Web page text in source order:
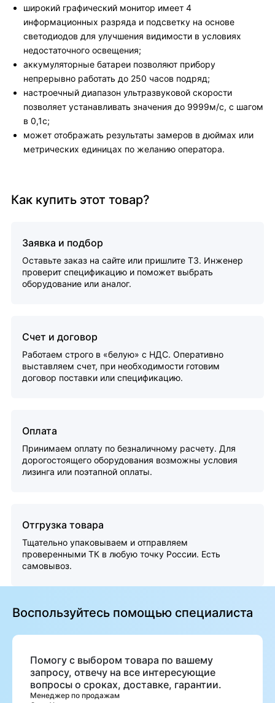
широкий графический монитор имеет 4
информационных разряда и подсветку на основе
светодиодов для улучшения видимости в условиях
недостаточного освещения;
аккумуляторные батареи позволяют прибору
непрерывно работать до 250 часов подряд;
настроечный диапазон ультразвуковой скорости
позволяет устанавливать значения до 9999м/с, с шагом
в 0,1с;
может отображать результаты замеров в дюймах или
метрических единицах по желанию оператора.
Как купить этот товар?
Заявка и подбор
Оставьте заказ на сайте или пришлите ТЗ. Инженер
проверит спецификацию и поможет выбрать
оборудование или аналог.
Счет и договор
Работаем строго в «белую» с НДС. Оперативно
выставляем счет, при необходимости готовим
договор поставки или спецификацию.
Оплата
Принимаем оплату по безналичному расчету. Для
дорогостоящего оборудования возможны условия
лизинга или поэтапной оплаты.
Отгрузка товара
Тщательно упаковываем и отправляем
проверенными ТК в любую точку России. Есть
самовывоз.
Воспользуйтесь помощью специалиста
Помогу с выбором товара по вашему
запросу, отвечу на все интересующие
вопросы о сроках, доставке, гарантии.
Менеджер по продажам